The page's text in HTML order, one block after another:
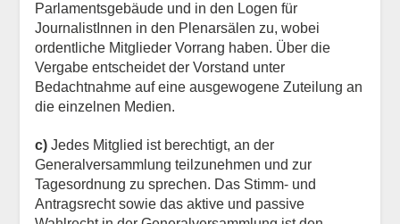
Parlamentsgebäude und in den Logen für
JournalistInnen in den Plenarsälen zu, wobei
ordentliche Mitglieder Vorrang haben. Über die
Vergabe entscheidet der Vorstand unter
Bedachtnahme auf eine ausgewogene Zuteilung an
die einzelnen Medien.
c)Jedes Mitglied ist berechtigt, an der
Generalversammlung teilzunehmen und zur
Tagesordnung zu sprechen. Das Stimm- und
Antragsrecht sowie das aktive und passive